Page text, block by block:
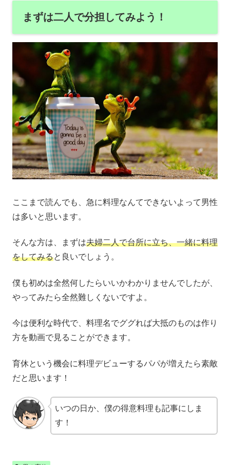
まずは二人で分担してみよう！
ここまで読んでも、急に料理なんてできないよって男性
は多いと思います。
そんな方は、まずは夫婦二人で台所に立ち、一緒に料理
をしてみると良いでしょう。
僕も初めは全然何したらいいかわかりませんでしたが、
やってみたら全然難しくないですよ。
今は便利な時代で、料理名でググれば大抵のものは作り
方を動画で見ることができます。
育休という機会に料理デビューするパパが増えたら素敵
だと思います！
いつの日か、僕の得意料理も記事にしま
す！